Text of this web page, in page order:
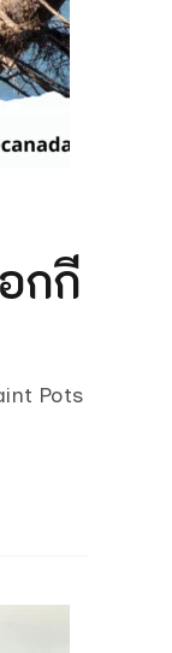
กกี
Pots